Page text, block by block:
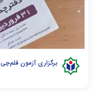
برگزاری آزمون قلم‌چی 31 فروردین 1403